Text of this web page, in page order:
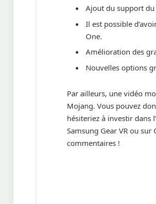
Ajout du support
Il est possible
One.
Amélioration des
Nouvelles options
Par ailleurs, une vidéo
Mojang. Vous pouvez
hésiteriez à investir dans
Samsung Gear VR ou
commentaires !